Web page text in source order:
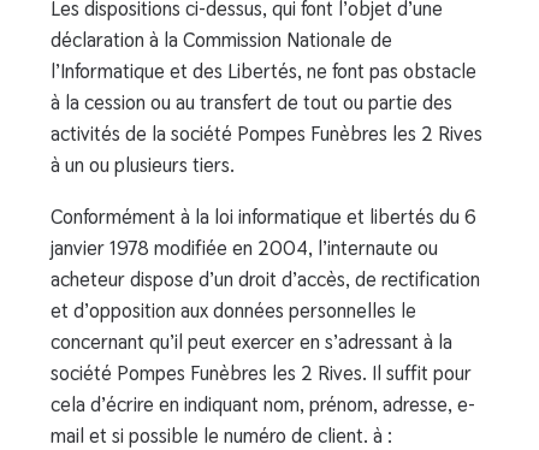
Les dispositions ci-dessus, qui font l’objet d’une
déclaration à la Commission Nationale de
l’Informatique et des Libertés, ne font pas obstacle
à la cession ou au transfert de tout ou partie des
activités de la société Pompes Funèbres les 2 Rives
à un ou plusieurs tiers.
Conformément à la loi informatique et libertés du 6
janvier 1978 modifiée en 2004, l’internaute ou
acheteur dispose d’un droit d’accès, de rectification
et d’opposition aux données personnelles le
concernant qu’il peut exercer en s’adressant à la
société Pompes Funèbres les 2 Rives. Il suffit pour
cela d’écrire en indiquant nom, prénom, adresse, e-
mail et si possible le numéro de client. à :